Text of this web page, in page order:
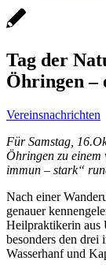
Tag der
Öhringen –
Vereinsnachrichten
Für Samstag,
Öhringen zu
immun – stark“
Nach einer
genauer
Heilpraktikerin aus
besonders den drei
Wasserhanf und